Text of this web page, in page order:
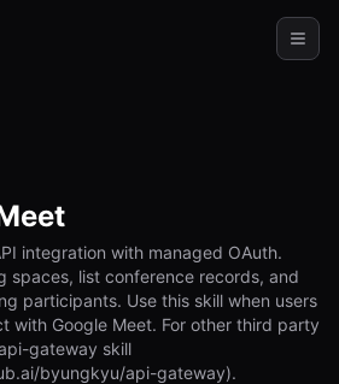
integration with managed OAuth.
spaces, list conference records, and
participants. Use this skill when users
with Google Meet. For other third party
gateway skill
byungkyu/api-gateway).